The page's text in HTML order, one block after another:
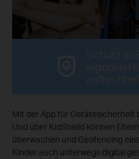
Mit der App für Gerätesicherheit
Und über KidShield können
überwachen und Geofencing
Kinder auch unterwegs digital